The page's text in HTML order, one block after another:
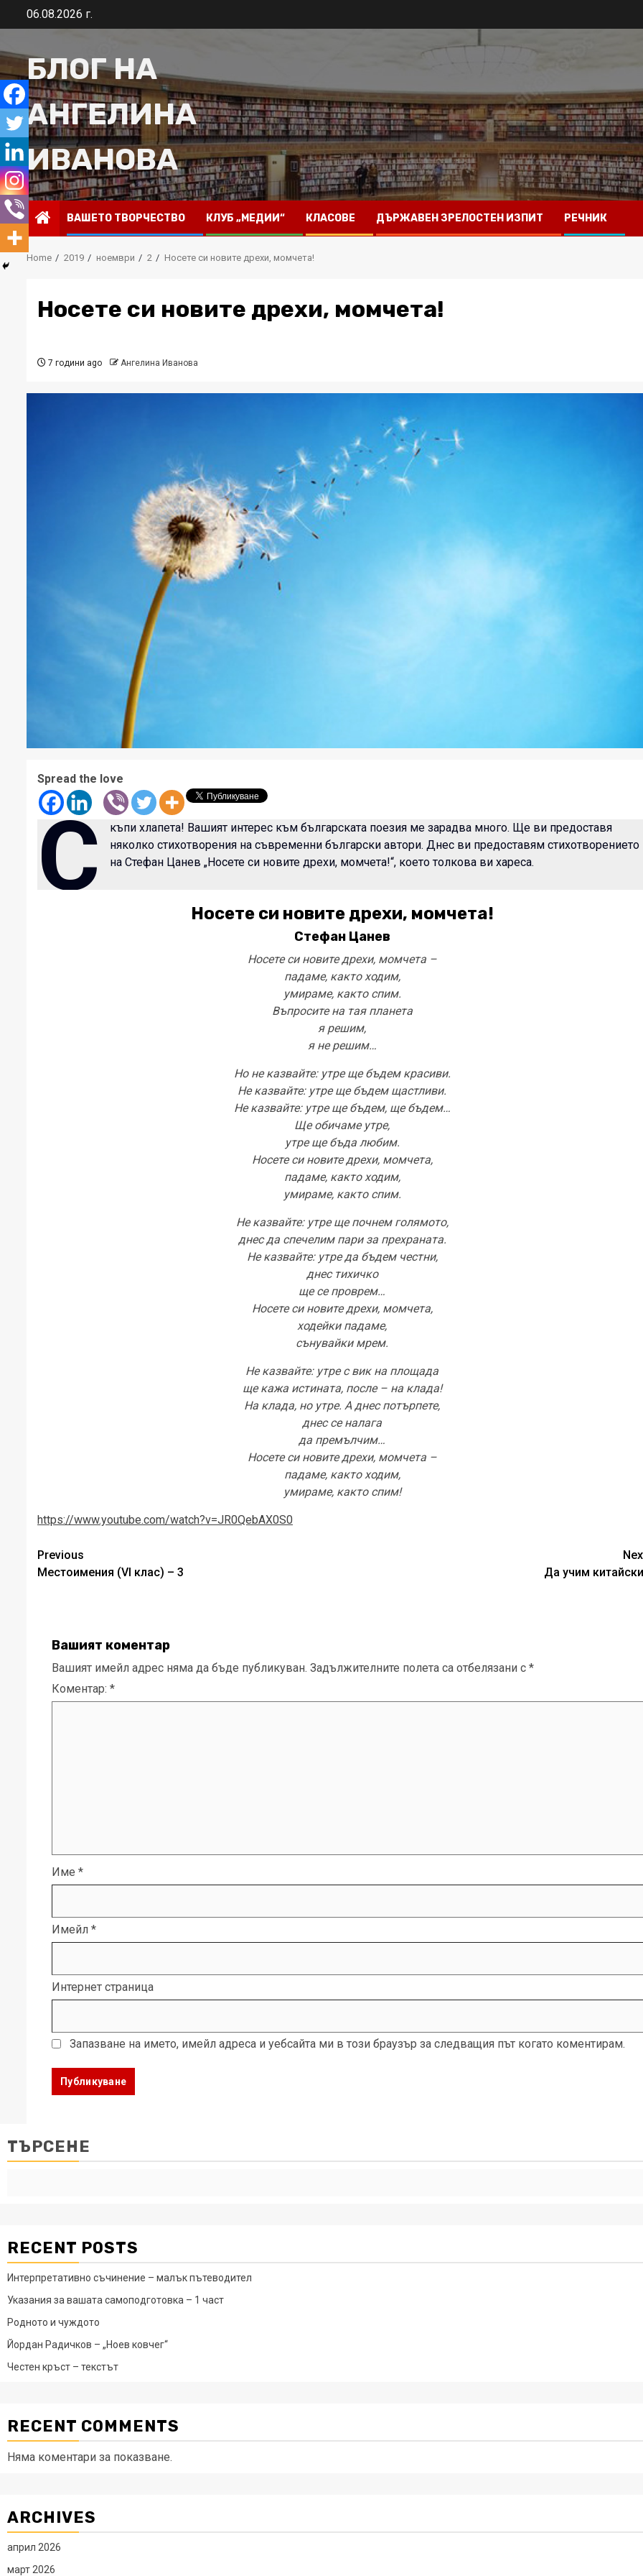
06.08.2026 г.
БЛОГ НА
АНГЕЛИНА
ИВАНОВА
ВАШЕТО ТВОРЧЕСТВО КЛУБ „МЕДИИ“ КЛАСОВЕ ДЪРЖАВЕН ЗРЕЛОСТЕН ИЗПИТ РЕЧНИК
Home 2019 ноември 2 Носете си новите дрехи, момчета!
Носете си новите дрехи, момчета!
7 години ago Ангелина Иванова
Spread the love
С
къпи хлапета! Вашият интерес към българската поезия ме зарадва много. Ще ви предоставя
няколко стихотворения на съвременни български автори. Днес ви предоставям стихотворението
на Стефан Цанев „Носете си новите дрехи, момчета!“, което толкова ви хареса.
Носете си новите дрехи, момчета!
Стефан Цанев
Носете си новите дрехи, момчета –
падаме, както ходим,
умираме, както спим.
Въпросите на тая планета
я решим,
я не решим…
Но не казвайте: утре ще бъдем красиви.
Не казвайте: утре ще бъдем щастливи.
Не казвайте: утре ще бъдем, ще бъдем…
Ще обичаме утре,
утре ще бъда любим.
Носете си новите дрехи, момчета,
падаме, както ходим,
умираме, както спим.
Не казвайте: утре ще почнем голямото,
днес да спечелим пари за прехраната.
Не казвайте: утре да бъдем честни,
днес тихичко
ще се проврем…
Носете си новите дрехи, момчета,
ходейки падаме,
сънувайки мрем.
Не казвайте: утре с вик на площада
ще кажа истината, после – на клада!
На клада, но утре. А днес потърпете,
днес се налага
да премълчим…
Носете си новите дрехи, момчета –
падаме, както ходим,
умираме, както спим!
https://www.youtube.com/watch?v=JR0QebAX0S0
Post
navigation
Previous
Местоимения (VI клас) – 3
Да учим
Вашият коментар
Вашият имейл адрес няма да бъде публикуван. Задължителните полета са отбелязани с *
Коментар: *
Име *
Имейл *
Интернет страница
Запазване на името, имейл адреса и уебсайта ми в този браузър за следващия път когато коментирам.
ТЪРСЕНЕ
RECENT POSTS
Интерпретативно съчинение – малък пътеводител
Указания за вашата самоподготовка – 1 част
Родното и чуждото
Йордан Радичков – „Ноев ковчег“
Честен кръст – текстът
RECENT COMMENTS
Няма коментари за показване.
ARCHIVES
април 2026
март 2026